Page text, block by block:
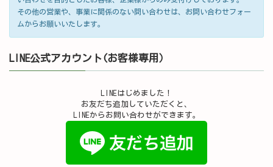
その他の営業や、事業に関係のない問い合わせは、お問い合わせフォー
ムからお願いいたします。
LINE公式アカウント(お客様専用）
LINEはじめました！
お友だち追加していただくと、
LINEからお問い合わせができます。